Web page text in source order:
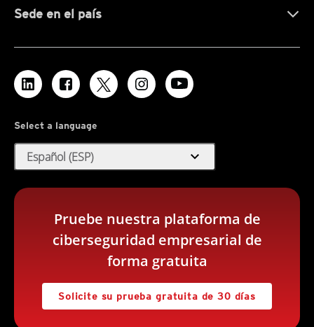
Sede en el país
Select a language
Español (ESP) expand_more
Pruebe nuestra plataforma de
ciberseguridad empresarial de
forma gratuita
Solicite su prueba gratuita de 30 días